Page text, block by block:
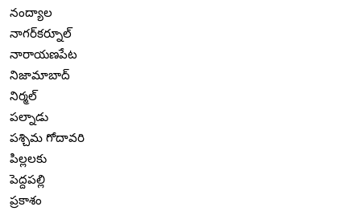
నంద్యాల
నాగర్‌కర్నూల్
నారాయణపేట
నిజామాబాద్
నిర్మల్
పల్నాడు
పశ్చిమ గోదావరి
పిల్లలకు
పెద్దపల్లి
ప్రకాశం